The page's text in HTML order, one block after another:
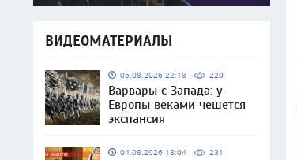
ВИДЕОМАТЕРИАЛЫ
05.08.2026 22:18 220
Варвары с Запада: у
Европы веками чешется
экспансия
04.08.2026 18:04 231